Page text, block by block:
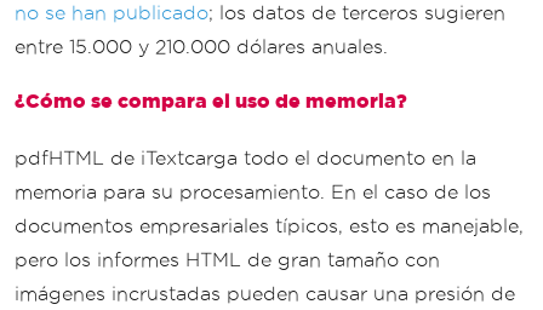
no se han publicado; los datos de terceros sugieren
entre 15.000 y 210.000 dólares anuales.
¿Cómo se compara el uso de memoria?
pdfHTML de iTextcarga todo el documento en la
memoria para su procesamiento. En el caso de los
documentos empresariales típicos, esto es manejable,
pero los informes HTML de gran tamaño con
imágenes incrustadas pueden causar una presión de